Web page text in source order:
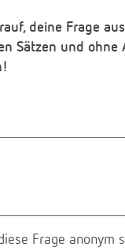
deine Frage
Sätzen und ohne
Frage anonym